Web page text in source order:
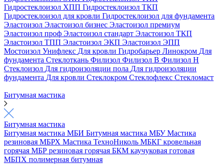
Гидростеклоизол ХПП Гидростеклоизол ТКП
Гидростеклоизол для кровли Гидростеклоизол для фундамента
Эластоизол Эластоизол бизнес Эластоизол премиум
Эластоизол проф Эластоизол стандарт Эластоизол ТКП
Эластоизол ТПП Эластоизол ЭКП Эластоизол ЭПП
Мостоизол Унифлекс Для кровли Гидробарьер Линокром Для
фундамента Стеклоткань Филизол Филизол В Филизол Н
Стеклоизол Для гидроизоляции пола Для гидроизоляции
фундамента Для кровли Стеклокром Стеклофлекс Стекломаст
Битумная мастика
Битумная мастика
Битумная мастика МБИ Битумная мастика МБУМастика
резиновая МБРХ Мастика ТехноНиколь МБКГ кровельная
горячая МБР резиновая горячая БКМ каучуковая готовая
МБПХ полимерная битумная